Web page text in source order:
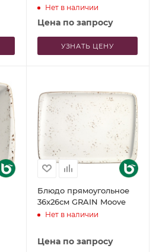
Нет в наличии
Цена по запросу
УЗНАТЬ ЦЕНУ
Блюдо прямоугольное
36x26см GRAIN Moove
Нет в наличии
Цена по запросу